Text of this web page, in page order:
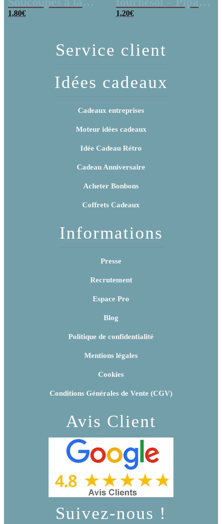
poudre (x20)
1,80€
x 3
1,20€
Service client
Idées cadeaux
Cadeaux entreprises
Moteur idées cadeaux
Idée Cadeau Rétro
Cadeau Anniversaire
Acheter Bonbons
Coffrets Cadeaux
Informations
Presse
Recrutement
Espace Pro
Blog
Politique de confidentialité
Mentions légales
Cookies
Conditions Générales de Vente (CGV)
Avis Client
Suivez-nous !